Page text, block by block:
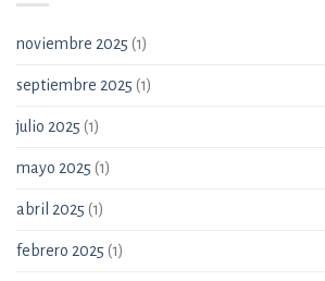
noviembre 2025 (1)
septiembre 2025 (1)
julio 2025 (1)
mayo 2025 (1)
abril 2025 (1)
febrero 2025 (1)